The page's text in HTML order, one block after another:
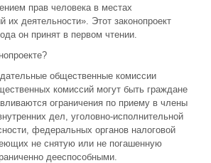
прав человека в местах
деятельности». Этот законопроект
он принят в первом чтении.
общественные комиссии
комиссий могут быть граждане
ограничения по приему в члены
дел, уголовно-исполнительной
федеральных органов налоговой
не снятую или не погашенную
дееспособными.